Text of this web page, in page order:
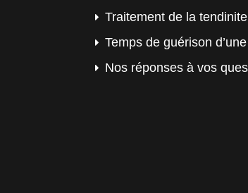
Traitement de la
Temps de guérison
Nos réponses à vos